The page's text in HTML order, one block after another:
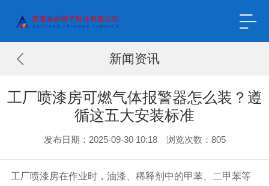
新闻资讯
工厂喷漆房可燃气体报警器怎么装？遵
循这五大安装标准
发布日期：2025-09-30 10:18 浏览次数： 805
工厂喷漆房在作业时，油漆、稀释剂中的甲苯、二甲苯等